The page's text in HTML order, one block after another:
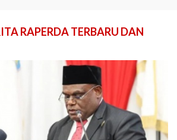
RAPERDA TERBARU DAN